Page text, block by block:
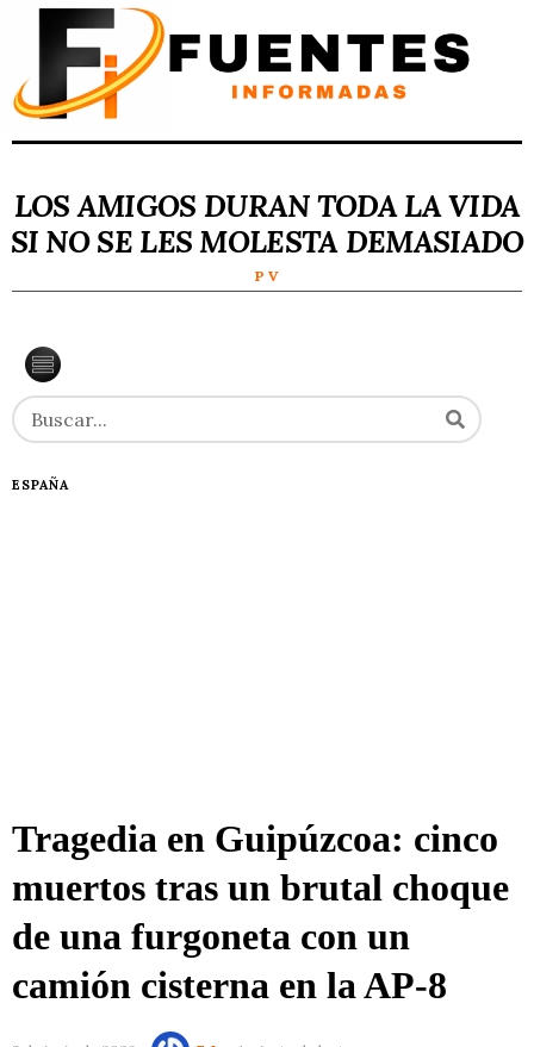
LOS AMIGOS DURAN TODA LA VIDA
SI NO SE LES MOLESTA DEMASIADO
P V
ESPAÑA
Tragedia en Guipúzcoa: cinco
muertos tras un brutal choque
de una furgoneta con un
camión cisterna en la AP-8